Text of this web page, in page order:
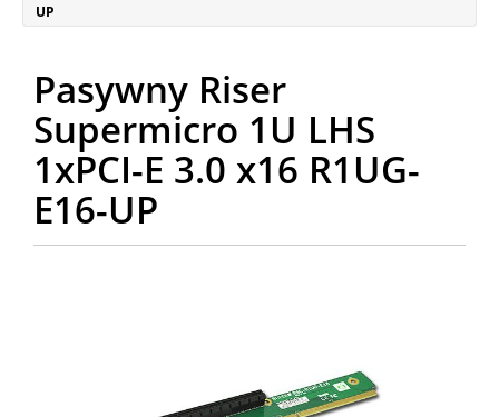
UP
Pasywny Riser
Supermicro 1U LHS
1xPCI-E 3.0 x16 R1UG-
E16-UP